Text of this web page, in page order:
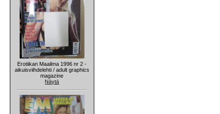
Erotiikan Maailma 1996 nr 2 -
aikuisviihdelehti / adult graphics
magazine
Näytä